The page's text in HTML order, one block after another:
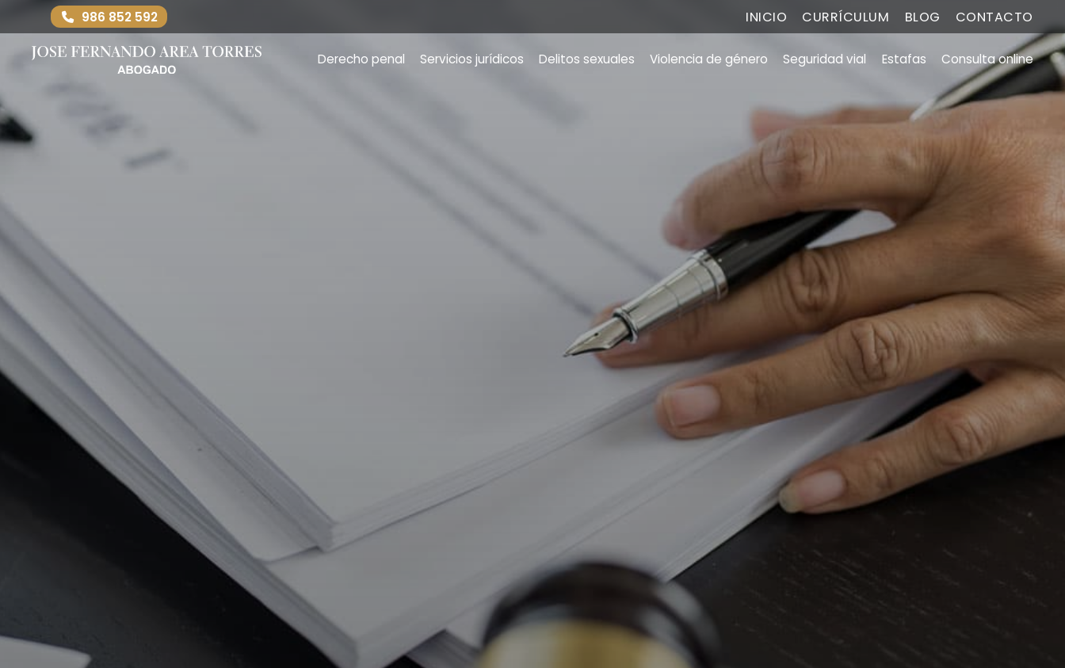
986 852 592 INICIO CURRÍCULUM BLOG CONTACTO
Derecho penal Servicios jurídicos Delitos sexuales Violencia de género Seguridad vial Estafas Consulta online